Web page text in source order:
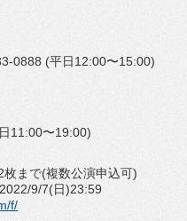
0888 (平日12:00〜15:00)
11:00〜19:00)
まで(複数公演申込可)
9/7(日)23:59
f/